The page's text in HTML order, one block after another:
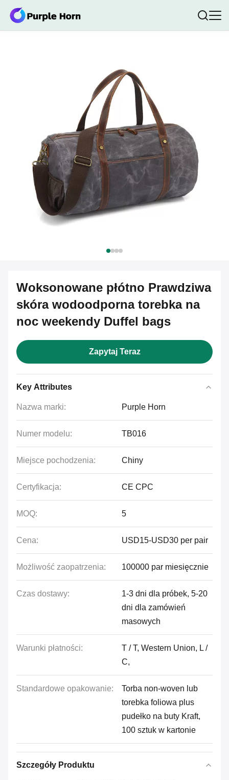
Woksonowane płótno Prawdziwa
skóra wodoodporna torebka na
noc weekendy Duffel bags
Zapytaj Teraz
Key Attributes
Nazwa marki: Purple Horn
Numer modelu: TB016
Miejsce pochodzenia: Chiny
Certyfikacja: CE CPC
MOQ: 5
Cena: USD15-USD30 per pair
Możliwość zaopatrzenia: 100000 par miesięcznie
Czas dostawy:
1-3 dni dla próbek, 5-20
dni dla zamówień
masowych
Warunki płatności:
T / T, Western Union, L /
C,
Standardowe opakowanie:
Torba non-woven lub
torebka foliowa plus
pudełko na buty Kraft,
100 sztuk w kartonie
Szczegóły Produktu